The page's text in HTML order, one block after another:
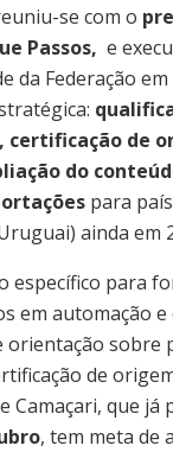
se com o
Passos, e
da Federação em
certificação de
do
para
ainda em
específico para
em automação e
orientação sobre
de
Camaçari, que já
, tem meta de